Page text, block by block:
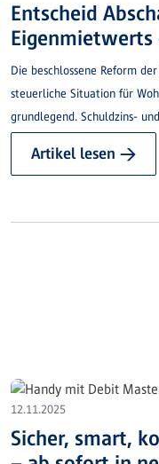
Entscheid
Eigenmietwerts
Die beschlossene Reform
steuerliche Situation für
grundlegend. Schuldzins-
Artikel lesen →
12.11.2025
Sicher, smart,